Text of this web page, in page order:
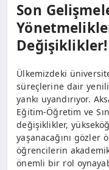
Son
Değişiklikler!
Ülkemizdeki
süreçlerine dair
yankı uyandırıyor.
Eğitim-Öğretim ve
değişiklikler,
yaşanacağını gözler
öğrencilerin
önemli bir rol